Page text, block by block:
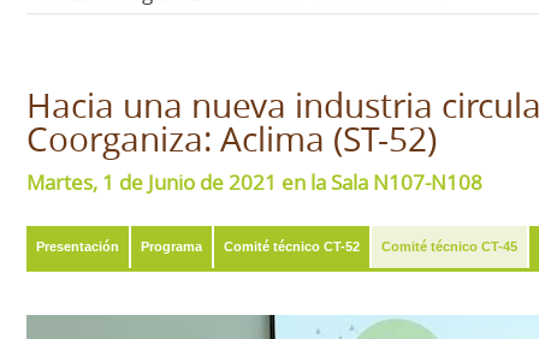
Hacia una nueva industria
Coorganiza: Aclima (ST-52)
Martes, 1 de Junio de 2021 en la Sala N107-N108
Presentación Programa Comité técnico CT-52 Comité técnico CT-45